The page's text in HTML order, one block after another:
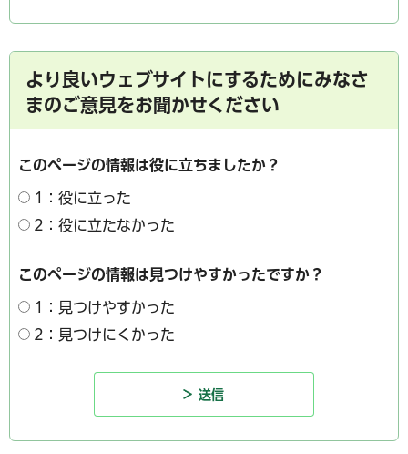
より良いウェブサイトにするためにみなさ
まのご意見をお聞かせください
このページの情報は役に立ちましたか？
1：役に立った
2：役に立たなかった
このページの情報は見つけやすかったですか？
1：見つけやすかった
2：見つけにくかった